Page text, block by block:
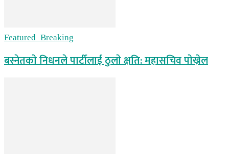
Featured_Breaking
बस्नेतकाे निधनले पार्टीलाई ठुलाे क्षति: महासचिव पाेख्रेल